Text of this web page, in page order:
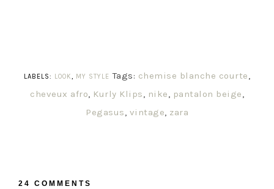
LABELS: LOOK, MY STYLE Tags: chemise blanche courte,
cheveux afro, Kurly Klips, nike, pantalon beige,
Pegasus, vintage, zara
24 COMMENTS